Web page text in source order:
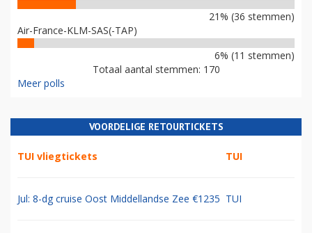
21% (36 stemmen)
Air-France-KLM-SAS(-TAP)
6% (11 stemmen)
Totaal aantal stemmen: 170
Meer polls
VOORDELIGE RETOURTICKETS
TUI vliegtickets TUI
Jul: 8-dg cruise Oost Middellandse Zee €1235 TUI